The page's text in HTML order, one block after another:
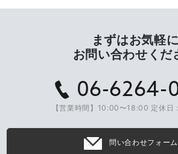
まずはお気軽に
お問い合わせくだ
06-6264-
【営業時間】10:00〜18:00 定休日
問い合わせフォーム